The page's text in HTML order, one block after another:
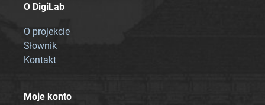
O DigiLab
O projekcie
Słownik
Kontakt
Moje konto